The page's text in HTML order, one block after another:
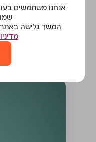
הכלים להפקת
המשך גלישה באתר